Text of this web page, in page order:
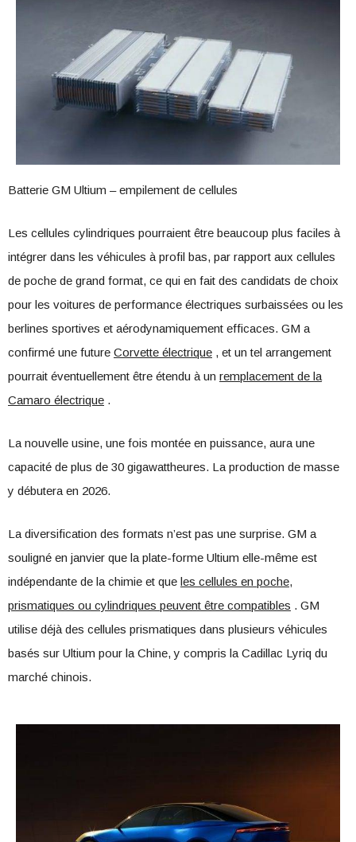
Batterie GM Ultium – empilement de cellules
Les cellules cylindriques pourraient être beaucoup plus faciles à
intégrer dans les véhicules à profil bas, par rapport aux cellules
de poche de grand format, ce qui en fait des candidats de choix
pour les voitures de performance électriques surbaissées ou les
berlines sportives et aérodynamiquement efficaces. GM a
confirmé une future Corvette électrique , et un tel arrangement
pourrait éventuellement être étendu à un remplacement de la
Camaro électrique .
La nouvelle usine, une fois montée en puissance, aura une
capacité de plus de 30 gigawattheures. La production de masse
y débutera en 2026.
La diversification des formats n’est pas une surprise. GM a
souligné en janvier que la plate-forme Ultium elle-même est
indépendante de la chimie et que les cellules en poche,
prismatiques ou cylindriques peuvent être compatibles . GM
utilise déjà des cellules prismatiques dans plusieurs véhicules
basés sur Ultium pour la Chine, y compris la Cadillac Lyriq du
marché chinois.